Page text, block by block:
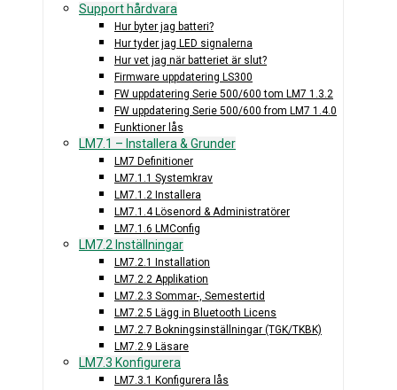
Support hårdvara
Hur byter jag batteri?
Hur tyder jag LED signalerna
Hur vet jag när batteriet är slut?
Firmware uppdatering LS300
FW uppdatering Serie 500/600 tom LM7 1.3.2
FW uppdatering Serie 500/600 from LM7 1.4.0
Funktioner lås
LM7.1 – Installera & Grunder
LM7 Definitioner
LM7.1.1 Systemkrav
LM7.1.2 Installera
LM7.1.4 Lösenord & Administratörer
LM7.1.6 LMConfig
LM7.2 Inställningar
LM7.2.1 Installation
LM7.2.2 Applikation
LM7.2.3 Sommar-, Semestertid
LM7.2.5 Lägg in Bluetooth Licens
LM7.2.7 Bokningsinställningar (TGK/TKBK)
LM7.2.9 Läsare
LM7.3 Konfigurera
LM7.3.1 Konfigurera lås